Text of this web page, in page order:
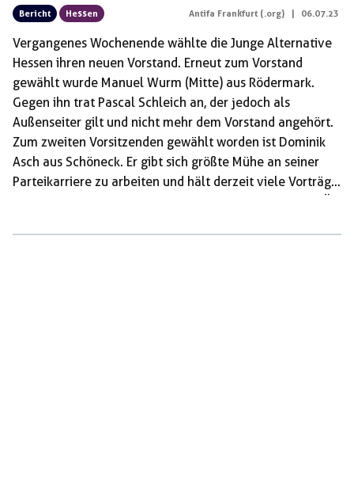
Bericht Hessen Antifa Frankfurt (.org) 06.07.23
Vergangenes Wochenende wählte die Junge Alternative
Hessen ihren neuen Vorstand. Erneut zum Vorstand
gewählt wurde Manuel Wurm (Mitte) aus Rödermark.
Gegen ihn trat Pascal Schleich an, der jedoch als
Außenseiter gilt und nicht mehr dem Vorstand angehört.
Zum zweiten Vorsitzenden gewählt worden ist Dominik
Asch aus Schöneck. Er gibt sich größte Mühe an seiner
Parteikarriere zu arbeiten und hält derzeit viele Vorträge